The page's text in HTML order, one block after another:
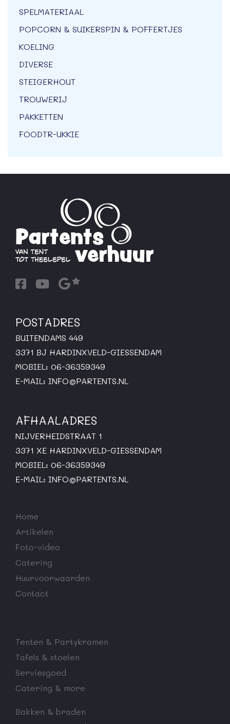
SPELMATERIAAL
POPCORN & SUIKERSPIN & POFFERTJES
KOELING
DIVERSE
STEIGERHOUT
TROUWERIJ
PAKKETTEN
FOODTR-UKKIE
POSTADRES
BUITENDAMS 449
3371 BJ HARDINXVELD-GIESSENDAM
MOBIEL: 06-36359349
E-MAIL: INFO@PARTENTS.NL
AFHAALADRES
NIJVERHEIDSTRAAT 1
3371 XE HARDINXVELD-GIESSENDAM
MOBIEL: 06-36359349
E-MAIL: INFO@PARTENTS.NL
Home
Artikelen
Foto-video
Catering
Huurvoorwaarden
Contact
Tenten & Partykramen
Tafels & stoelen
Serviesgoed
Catering & more
Bakken & braden